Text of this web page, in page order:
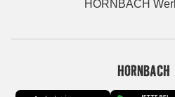
HORNBACH